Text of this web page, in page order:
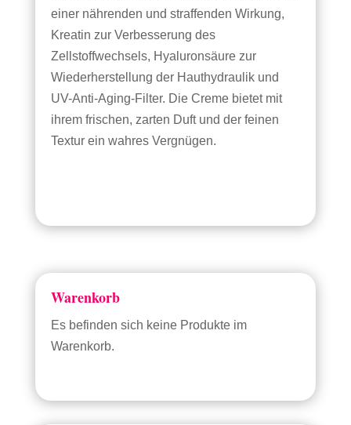
einer nährenden und straffenden Wirkung,
Kreatin zur Verbesserung des
Zellstoffwechsels, Hyaluronsäure zur
Wiederherstellung der Hauthydraulik und
UV-Anti-Aging-Filter. Die Creme bietet mit
ihrem frischen, zarten Duft und der feinen
Textur ein wahres Vergnügen.
Warenkorb
Es befinden sich keine Produkte im
Warenkorb.